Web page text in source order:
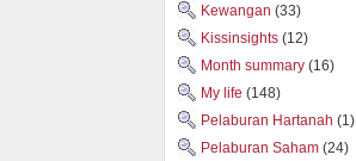
Kewangan (33)
Kissinsights (12)
Month summary (16)
My life (148)
Pelaburan Hartanah (1)
Pelaburan Saham (24)